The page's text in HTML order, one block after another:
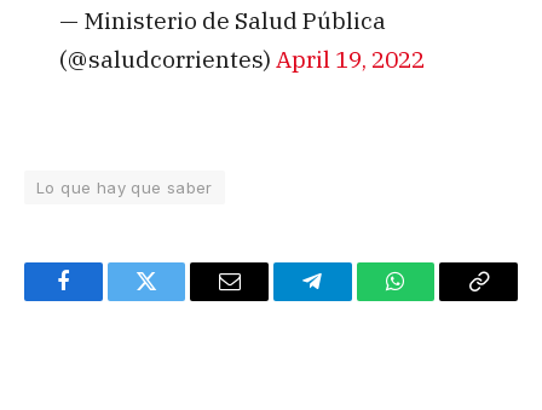
— Ministerio de Salud Pública
(@saludcorrientes) April 19, 2022
Lo que hay que saber
FacebookTwitter Email TelegramWhatsAppCopy